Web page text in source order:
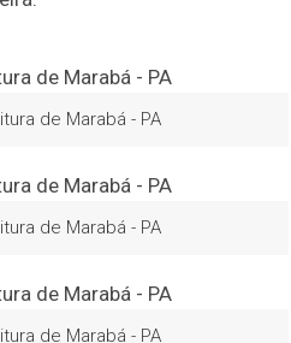
de Marabá - PA
de Marabá - PA
de Marabá - PA